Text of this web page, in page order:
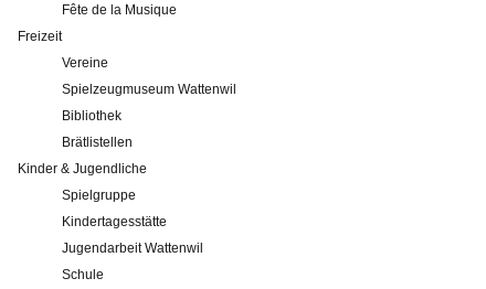
Fête de la Musique
Freizeit
Vereine
Spielzeugmuseum Wattenwil
Bibliothek
Brätlistellen
Kinder & Jugendliche
Spielgruppe
Kindertagesstätte
Jugendarbeit Wattenwil
Schule